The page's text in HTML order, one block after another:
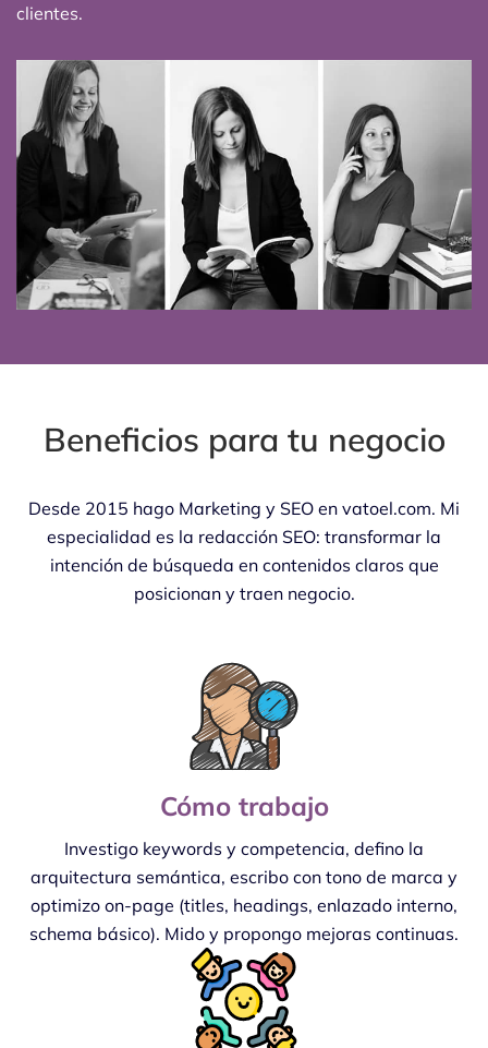
clientes.
Beneficios para tu negocio
Desde 2015 hago Marketing y SEO en vatoel.com. Mi
especialidad es la redacción SEO: transformar la
intención de búsqueda en contenidos claros que
posicionan y traen negocio.
Cómo trabajo
Investigo keywords y competencia, defino la
arquitectura semántica, escribo con tono de marca y
optimizo on-page (titles, headings, enlazado interno,
schema básico). Mido y propongo mejoras continuas.